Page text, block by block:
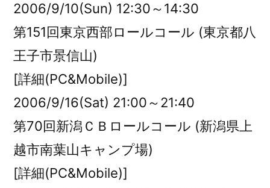
2006/9/10(Sun) 12:30～14:30
第151回東京西部ロールコール (東京都八
王子市景信山)
[詳細(PC&Mobile)]
2006/9/16(Sat) 21:00～21:40
第70回新潟ＣＢロールコール (新潟県上
越市南葉山キャンプ場)
[詳細(PC&Mobile)]